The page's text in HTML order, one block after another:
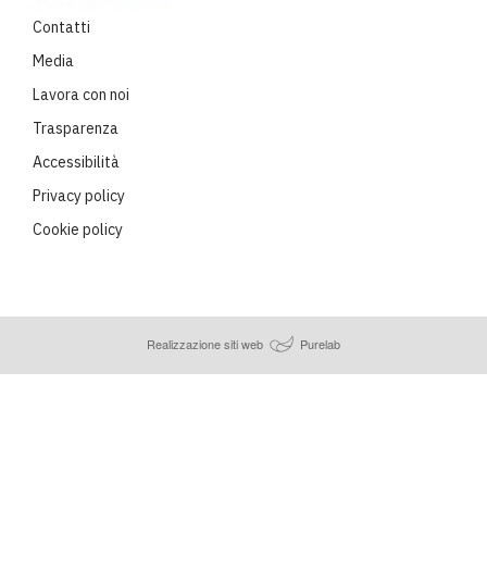
Contatti
Media
Lavora con noi
Trasparenza
Accessibilità
Privacy policy
Cookie policy
Realizzazione siti web Purelab